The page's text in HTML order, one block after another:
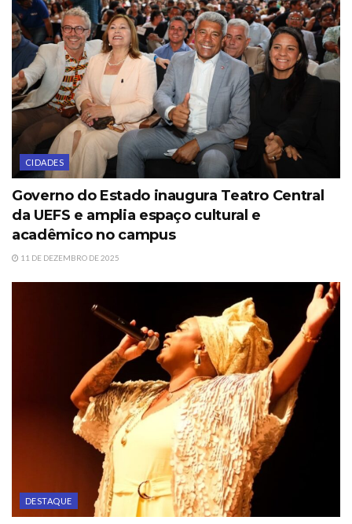
CIDADES
Governo do Estado inaugura Teatro Central
da UEFS e amplia espaço cultural e
acadêmico no campus
11 DE DEZEMBRO DE 2025
DESTAQUE